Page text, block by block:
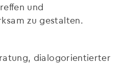
und
zu gestalten.
dialogorientierter